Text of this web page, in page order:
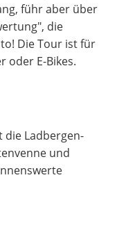
führ aber über
die
Die Tour ist für
oder E-Bikes.
die Ladbergen-
und